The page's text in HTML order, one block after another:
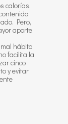
calorías.
Pero,
aporte
hábito
facilita la
cinco
y evitar